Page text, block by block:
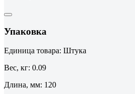
Упаковка
Единица товара: Штука
Вес, кг: 0.09
Длина, мм: 120